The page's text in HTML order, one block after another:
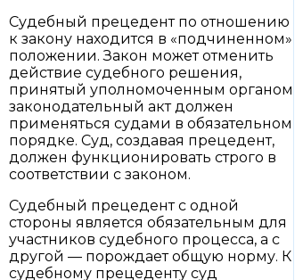
Судебный прецедент по отношению
к закону находится в «подчиненном»
положении. Закон может отменить
действие судебного решения,
принятый уполномоченным органом
законодательный акт должен
применяться судами в обязательном
порядке. Суд, создавая прецедент,
должен функционировать строго в
соответствии с законом.
Судебный прецедент с одной
стороны является обязательным для
участников судебного процесса, а с
другой — порождает общую норму. К
судебному прецеденту суд